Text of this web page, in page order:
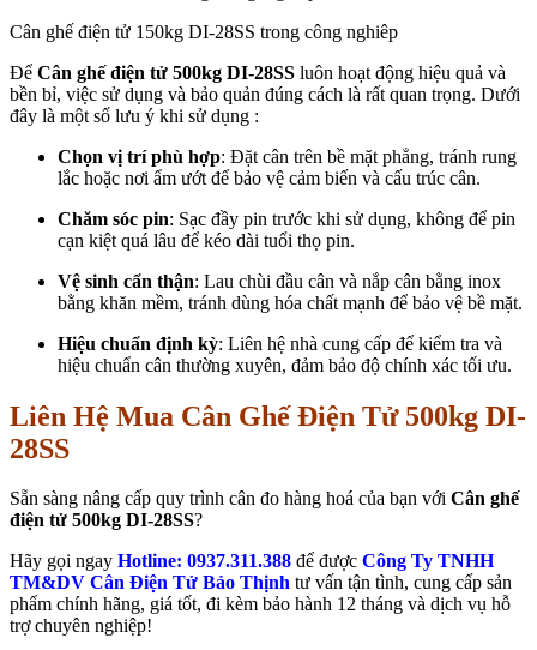
Cân ghế điện tử 150kg DI-28SS trong công nghiêp
Để Cân ghế điện tử 500kg DI-28SS luôn hoạt động hiệu quả và
bền bỉ, việc sử dụng và bảo quản đúng cách là rất quan trọng. Dưới
đây là một số lưu ý khi sử dụng :
Chọn vị trí phù hợp: Đặt cân trên bề mặt phẳng, tránh rung
lắc hoặc nơi ẩm ướt để bảo vệ cảm biến và cấu trúc cân.
Chăm sóc pin: Sạc đầy pin trước khi sử dụng, không để pin
cạn kiệt quá lâu để kéo dài tuổi thọ pin.
Vệ sinh cẩn thận: Lau chùi đầu cân và nắp cân bằng inox
bằng khăn mềm, tránh dùng hóa chất mạnh để bảo vệ bề mặt.
Hiệu chuẩn định kỳ: Liên hệ nhà cung cấp để kiểm tra và
hiệu chuẩn cân thường xuyên, đảm bảo độ chính xác tối ưu.
Liên Hệ Mua Cân Ghế Điện Tử 500kg DI-
28SS
Sẵn sàng nâng cấp quy trình cân đo hàng hoá của bạn với Cân ghế
điện tử 500kg DI-28SS?
Hãy gọi ngay Hotline: 0937.311.388 để được Công Ty TNHH
TM&DV Cân Điện Tử Bảo Thịnh tư vấn tận tình, cung cấp sản
phẩm chính hãng, giá tốt, đi kèm bảo hành 12 tháng và dịch vụ hỗ
trợ chuyên nghiệp!